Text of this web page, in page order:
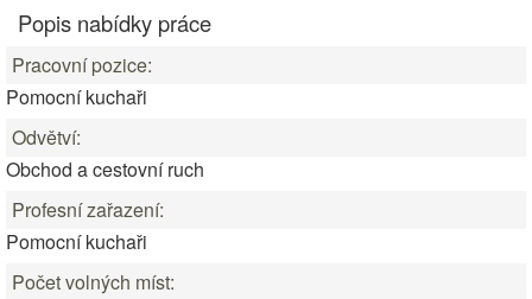
Popis nabídky práce
Pracovní pozice:
Pomocní kuchaři
Odvětví:
Obchod a cestovní ruch
Profesní zařazení:
Pomocní kuchaři
Počet volných míst: